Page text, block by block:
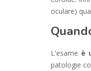
oculare)
L'esame è
patologie